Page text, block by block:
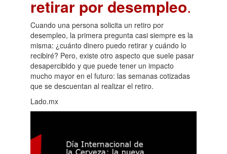
retirar por desempleo.
Cuando una persona solicita un retiro por
desempleo, la primera pregunta casi siempre es la
misma: ¿cuánto dinero puedo retirar y cuándo lo
recibiré? Pero, existe otro aspecto que suele pasar
desapercibido y que puede tener un impacto
mucho mayor en el futuro: las semanas cotizadas
que se descuentan al realizar el retiro.
Lado.mx